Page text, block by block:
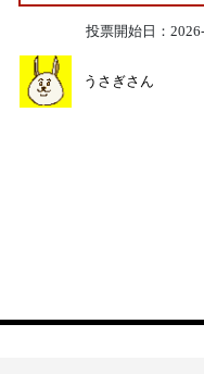
投票開始日：
うさぎさん